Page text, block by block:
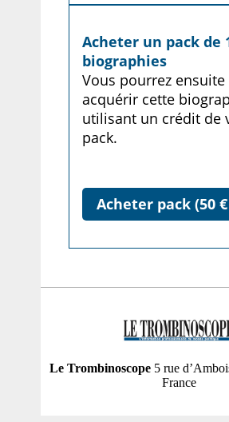
Acheter un pack de
biographies
Vous pourrez ensuite
acquérir cette
utilisant un crédit de
pack.
Acheter pack (50 €
Le Trombinoscope 5 rue
France